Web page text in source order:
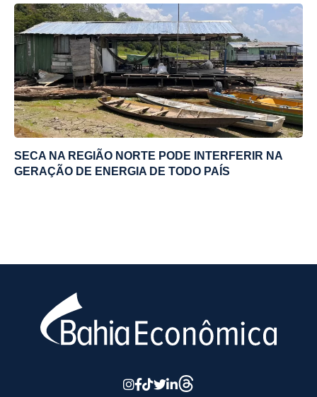
SECA NA REGIÃO NORTE PODE INTERFERIR NA
GERAÇÃO DE ENERGIA DE TODO PAÍS